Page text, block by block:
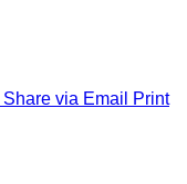
Share via Email Print